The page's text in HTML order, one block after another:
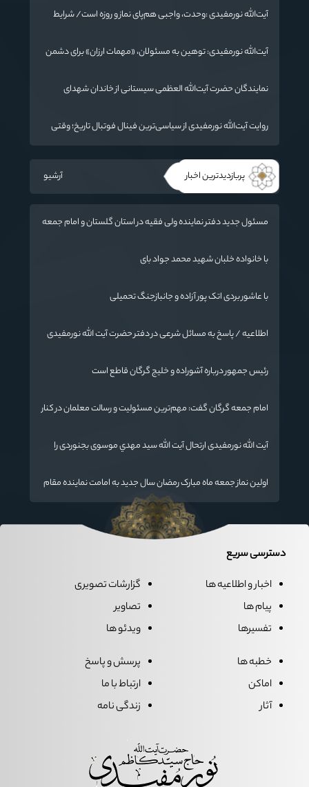
آیت‌الله نورمفیدی :وحدت، واجبی هم‌پای نماز و روزه است/ شرایط
آیت‌الله نورمفیدی: توهین به مسئولان، «مهمات ارزان» برای دشمن
نمایندگان حضرت آیت‌الله العظمی سیستانی از خاندان شهدای
روایت آیت‌الله نورمفیدی از سیاسی‌ترین فینال فوتبال تاریخ؛ وقتی
پربازدیدترین اخبار آرشیو
مسئول جدید دفتر نماینده ولی فقیه در استان گلستان و امام جمعه
با خانواده خلبان شهید محمد جواد بای
با عاشور بردی اتک پور آزاده و جانبازجنگ تحمیلی
اطلاعیه / پاسخ به مسائل شرعی در دفتر حضرت آیت الله نورمفیدی
رئیس جمهور درباره آشوراده و خلیج گرگان قاطع است
امام جمعه گرگان گفت: مهم‌ترین مسئولیت و رسالت معلمان در کنار
مفید برای آینده ایران اسلامی است.
آیت الله نورمفیدی ارتحال آیت الله سيد مهدي موسوی بجنوردی را
اولین نماز جمعه ماه مبارک رمضان سال جدید به امامت نماینده مقام
معظم رهبری دراستان گلستان اقامه می گردد.
دسترسی سریع
اخبار و اطلاعیه ها
پیام ها
تفسیرها
گزارشات تصویری
تصاویر
ویدئو ها
خطبه ها
اماکن
آثار
پرسش و پاسخ
ارتباط با ما
زندگی نامه